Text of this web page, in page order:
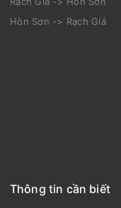
Hòn Sơn -> Rạch Giá
Thông tin cần biết